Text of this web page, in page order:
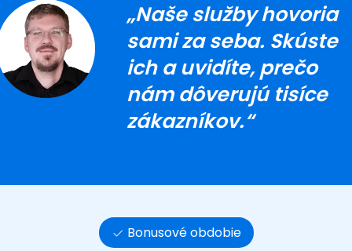
„Naše služby hovoria
sami za seba. Skúste
ich a uvidíte, prečo
nám dôverujú tisíce
zákazníkov.“
Bonusové obdobie